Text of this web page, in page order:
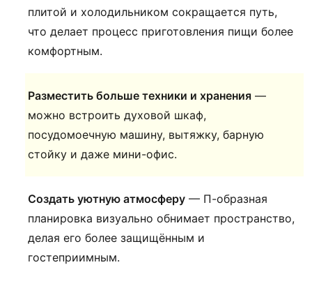
плитой и холодильником сокращается путь,
что делает процесс приготовления пищи более
комфортным.
Разместить больше техники и хранения —
можно встроить духовой шкаф,
посудомоечную машину, вытяжку, барную
стойку и даже мини-офис.
Создать уютную атмосферу — П-образная
планировка визуально обнимает пространство,
делая его более защищённым и
гостеприимным.